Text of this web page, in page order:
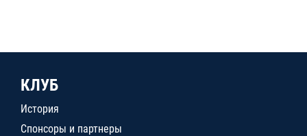
КЛУБ
История
Спонсоры и партнеры